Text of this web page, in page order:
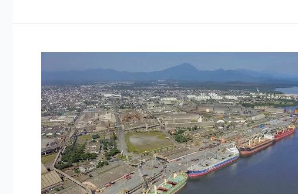
SALDO
COMERCIAL
RECORDE